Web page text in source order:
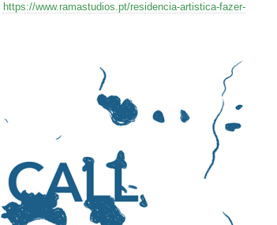
https://www.ramastudios.pt/residencia-artistica-fazer-